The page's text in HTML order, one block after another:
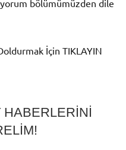
bölümümüzden dile
İçin TIKLAYIN
HABERLERİNİ